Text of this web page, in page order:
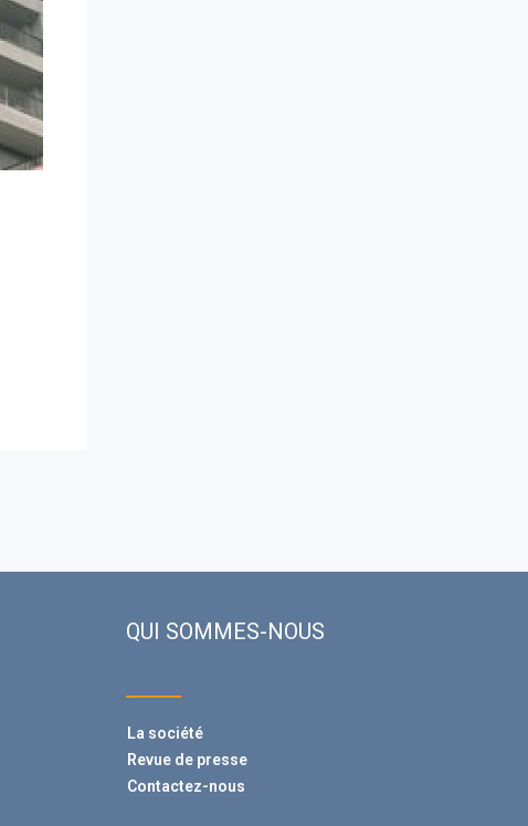
QUI SOMMES-NOUS
La société
Revue de presse
Contactez-nous